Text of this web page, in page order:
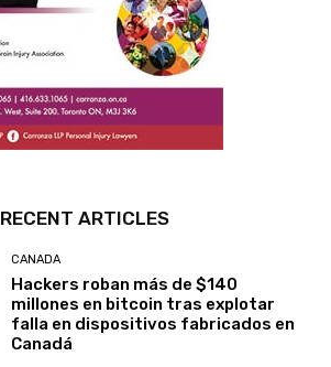
RECENT ARTICLES
CANADA
Hackers roban más de $140
millones en bitcoin tras explotar
falla en dispositivos fabricados en
Canadá